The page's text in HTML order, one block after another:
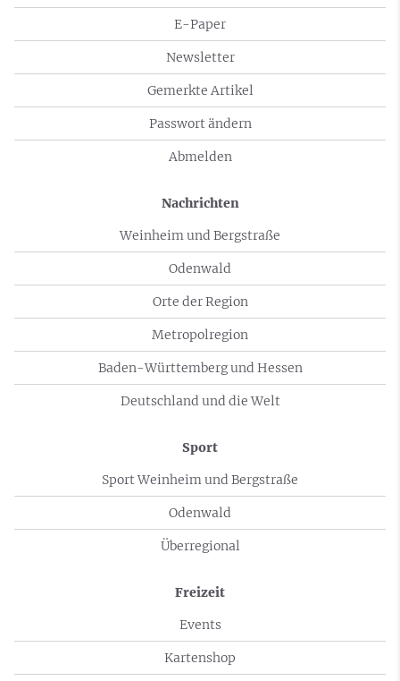
E-Paper
Newsletter
Gemerkte Artikel
Passwort ändern
Abmelden
Nachrichten
Weinheim und Bergstraße
Odenwald
Orte der Region
Metropolregion
Baden-Württemberg und Hessen
Deutschland und die Welt
Sport
Sport Weinheim und Bergstraße
Odenwald
Überregional
Freizeit
Events
Kartenshop